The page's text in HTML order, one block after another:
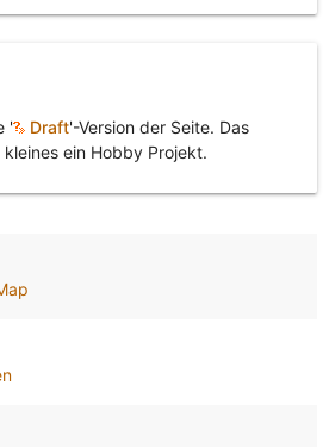
' Draft'-Version der Seite. Das
ein Hobby Projekt.